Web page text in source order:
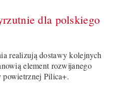
dla polskiego
realizują dostawy kolejnych
element rozwijanego
powietrznej Pilica+.